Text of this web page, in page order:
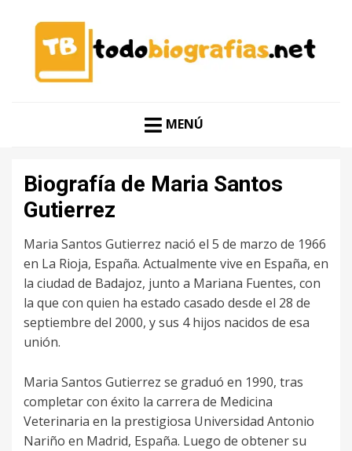
TODO BIOGRAFÍAS
MENÚ
Biografía de Maria Santos
Gutierrez
Maria Santos Gutierrez nació el 5 de marzo de 1966
en La Rioja, España. Actualmente vive en España, en
la ciudad de Badajoz, junto a Mariana Fuentes, con
la que con quien ha estado casado desde el 28 de
septiembre del 2000, y sus 4 hijos nacidos de esa
unión.
Maria Santos Gutierrez se graduó en 1990, tras
completar con éxito la carrera de Medicina
Veterinaria en la prestigiosa Universidad Antonio
Nariño en Madrid, España. Luego de obtener su